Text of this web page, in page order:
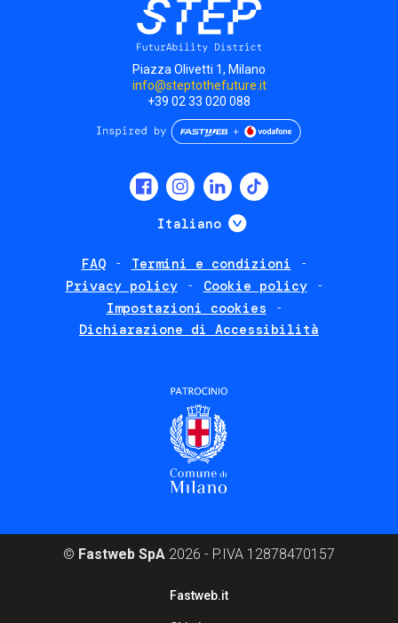
Piazza Olivetti 1, Milano
info@steptothefuture.it
+39 02 33 020 088
Italiano Mostra ulteriori
FAQ
Termini e condizioni
Privacy policy
Cookie policy
Impostazioni cookies
Dichiarazione di Accessibilità
© Fastweb SpA 2026 - P.IVA 12878470157
Fastweb.it